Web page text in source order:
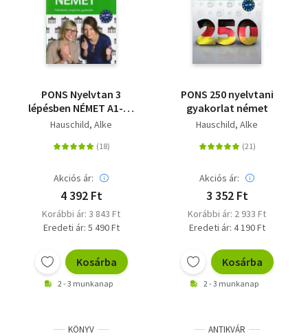
Történelem
PONS Nyelvtan 3
lépésben NÉMET A1-B2
- Felfedezés,
Hauschild, Alke
Akciós ár:
4 392 Ft
Korábbi ár: 3 843 Ft
Eredeti ár: 5 490 Ft
Kosárba
2 - 3 munkanap
PONS 250 nyelvtani
gyakorlat német
Hauschild, Alke
Akciós ár:
3 352 Ft
Korábbi ár: 2 933 Ft
Eredeti ár: 4 190 Ft
Kosárba
2 - 3 munkanap
KÖNYV ANTIKVÁR